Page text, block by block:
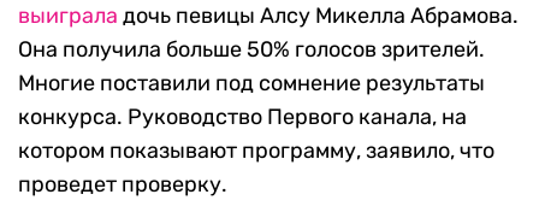
выиграла дочь певицы Алсу Микелла Абрамова.
Она получила больше 50% голосов зрителей.
Многие поставили под сомнение результаты
конкурса. Руководство Первого канала, на
котором показывают программу, заявило, что
проведет проверку.